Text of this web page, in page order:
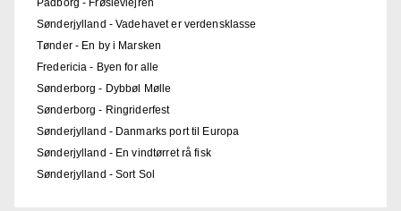
Padborg - Frøslevlejren
Sønderjylland - Vadehavet er verdensklasse
Tønder - En by i Marsken
Fredericia - Byen for alle
Sønderborg - Dybbøl Mølle
Sønderborg - Ringriderfest
Sønderjylland - Danmarks port til Europa
Sønderjylland - En vindtørret rå fisk
Sønderjylland - Sort Sol